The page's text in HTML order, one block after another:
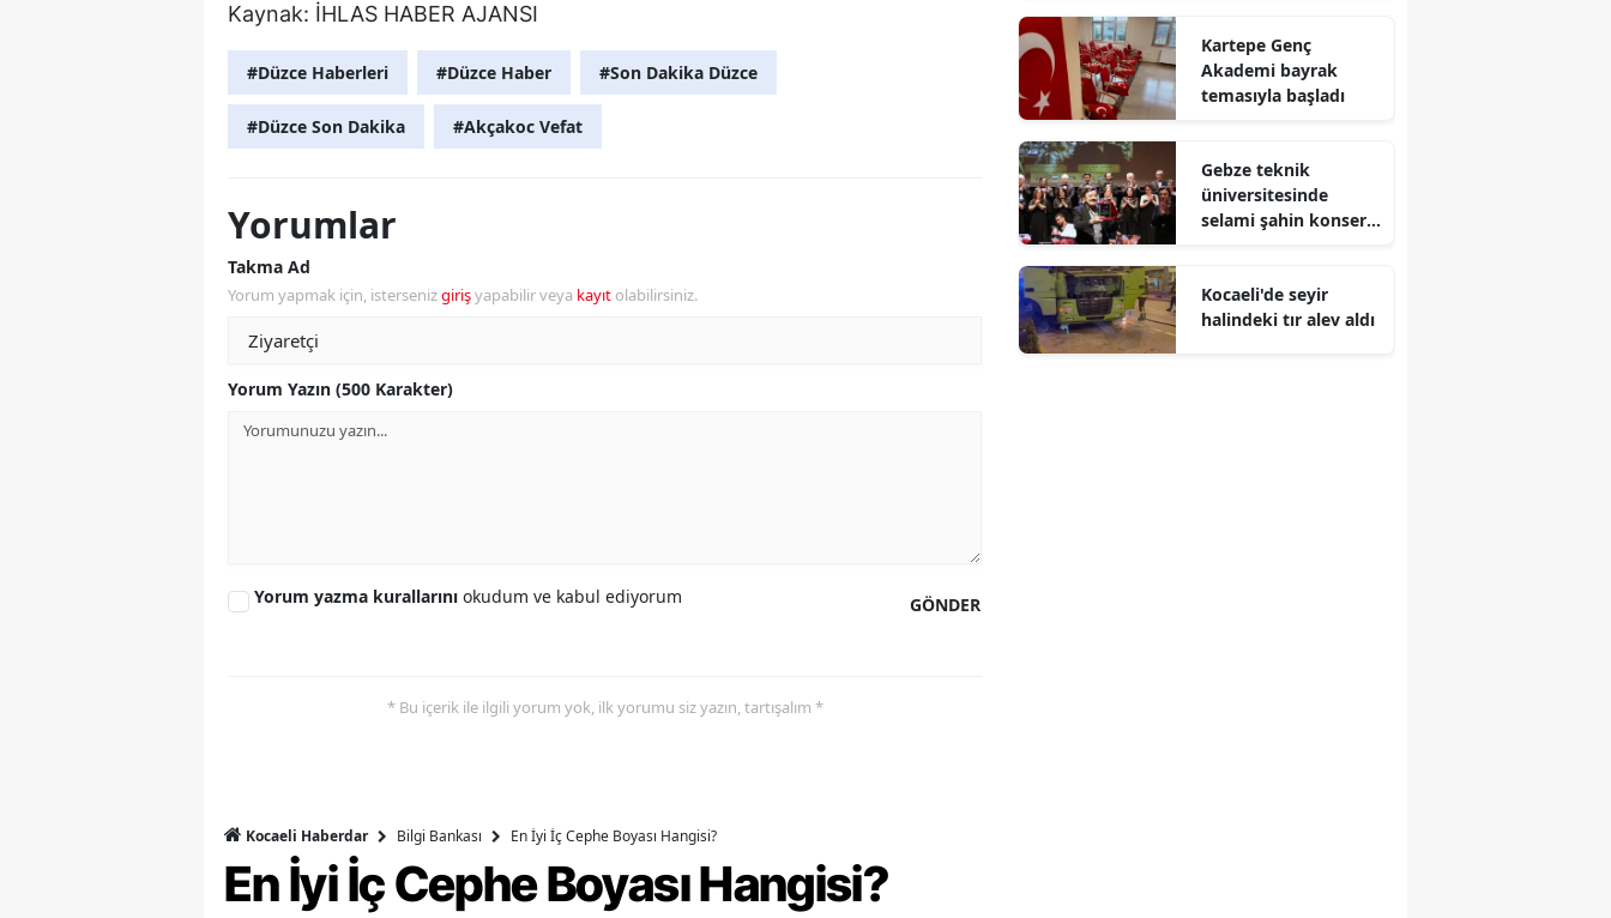
Kırklareli
Kırşehir
Konya
Malatya
Kaynak: İHLAS HABER AJANSI
#Düzce Haberleri #Düzce Haber #Son Dakika Düzce
#Düzce Son Dakika #Akçakoc Vefat
Yorumlar
Takma Ad
Yorum yapmak için, istersenizgirişyapabilir veya kayıt olabilirsiniz.
Yorum Yazın (500 Karakter)
GÖNDER
Yorum yazma kurallarını okudum ve kabul ediyorum
* Bu içerik ile ilgili yorum yok, ilk yorumu siz yazın, tartışalım *
Kartepe Genç
Akademi bayrak
temasıyla başladı
Gebze teknik
üniversitesinde
selami şahin konseri
Kocaeli'de seyir
halindeki tır alev aldı
Kocaeli Haberdar Bilgi Bankası En İyi İç Cephe Boyası Hangisi?
En İyi İç Cephe Boyası Hangisi?